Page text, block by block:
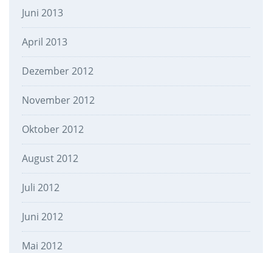
Juni 2013
April 2013
Dezember 2012
November 2012
Oktober 2012
August 2012
Juli 2012
Juni 2012
Mai 2012